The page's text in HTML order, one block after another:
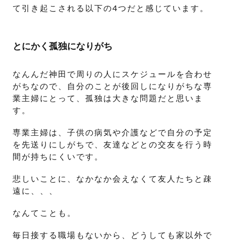
て引き起こされる以下の4つだと感じています。
とにかく孤独になりがち
なんんだ神田で周りの人にスケジュールを合わせ
がちなので、自分のことが後回しになりがちな専
業主婦にとって、孤独は大きな問題だと思いま
す。
専業主婦は、子供の病気や介護などで自分の予定
を先送りにしがちで、友達などとの交友を行う時
間が持ちにくいです。
悲しいことに、なかなか会えなくて友人たちと疎
遠に、、、
なんてことも。
毎日接する職場もないから、どうしても家以外で